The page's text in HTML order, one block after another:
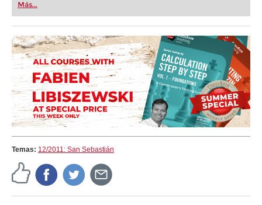
playing at a tournament level: with FRITZ, you can
train more efficiently, intelligently and with a
more personalised approach than ever before.
Más...
Temas: 12/2011: San Sebastián